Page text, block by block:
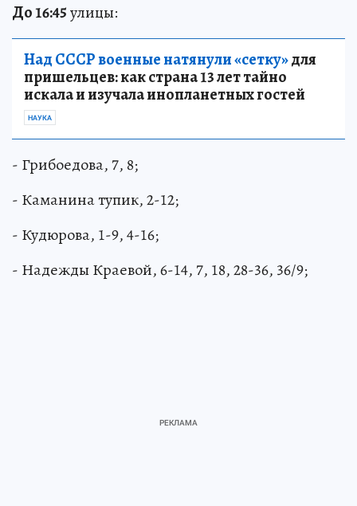
До 16:45улицы:
Над СССР военные натянули «сетку»для
пришельцев: как страна 13 лет тайно
искала и изучала инопланетных гостей
НАУКА
- Грибоедова, 7, 8;
- Каманина тупик, 2-12;
- Кудюрова, 1-9, 4-16;
- Надежды Краевой, 6-14, 7, 18, 28-36, 36/9;